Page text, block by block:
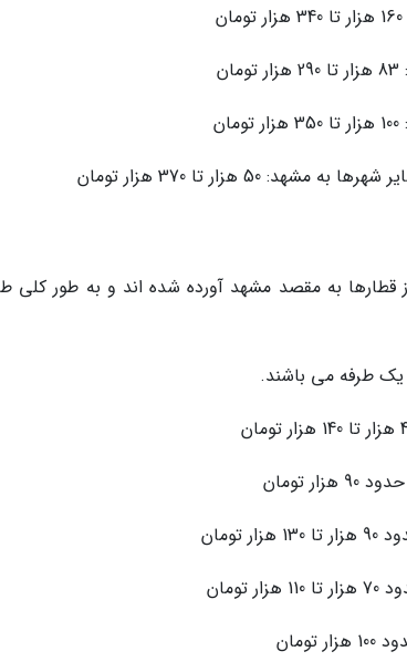
50 هزار تا 370 هزار تومان
قطارها به مقصد مشهد آورده شده اند و به طور کلی
طرفه می باشند.
تومان